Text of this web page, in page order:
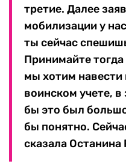
третие. Далее
мобилизации у
ты сейчас
Принимайте
мы хотим
воинском учете, в
бы это был
бы понятно.
сказала Останина